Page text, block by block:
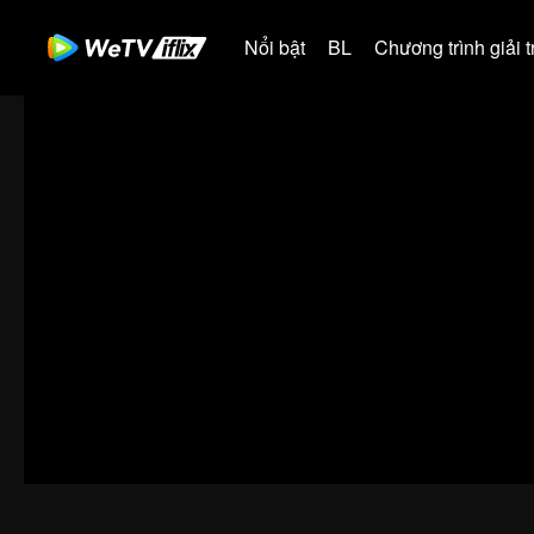
Nổi bật BL Chương trình giải